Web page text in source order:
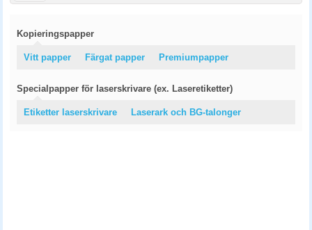
Kopieringspapper
Vitt papper Färgat papper Premiumpapper
Specialpapper för laserskrivare (ex. Laseretiketter)
Etiketter laserskrivare Laserark och BG-talonger